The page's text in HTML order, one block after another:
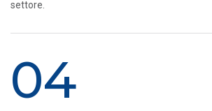
settore.
04